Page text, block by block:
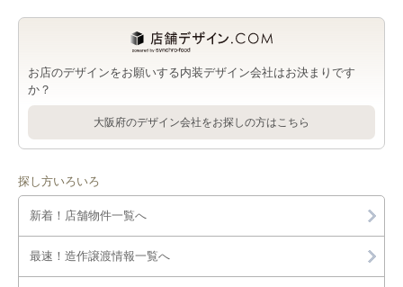
お店のデザインをお願いする内装デザイン会社はお決まりです
か？
大阪府のデザイン会社をお探しの方はこちら
探し方いろいろ
新着！店舗物件一覧へ
最速！造作譲渡情報一覧へ